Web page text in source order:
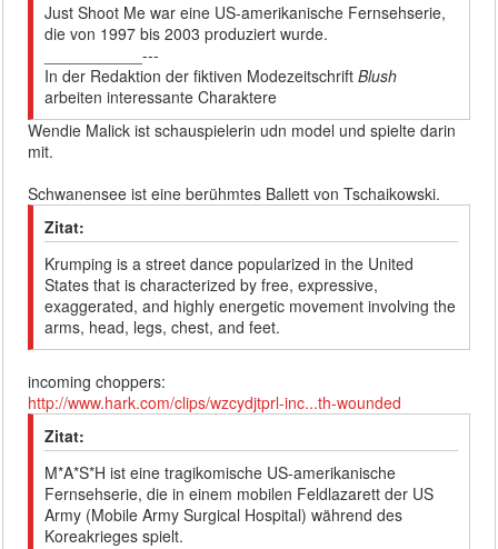
Just Shoot Me war eine US-amerikanische Fernsehserie,
die von 1997 bis 2003 produziert wurde.
___________---
In der Redaktion der fiktiven ModezeitschriftBlush
arbeiten interessante Charaktere
Wendie Malick ist schauspielerin udn model und spielte darin
mit.
Schwanensee ist eine berühmtes Ballett von Tschaikowski.
Zitat:
Krumping is a street dance popularized in the United
States that is characterized by free, expressive,
exaggerated, and highly energetic movement involving the
arms, head, legs, chest, and feet.
incoming choppers:
http://www.hark.com/clips/wzcydjtprl-inc...th-wounded
Zitat:
M*A*S*H ist eine tragikomische US-amerikanische
Fernsehserie, die in einem mobilen Feldlazarett der US
Army (Mobile Army Surgical Hospital) während des
Koreakrieges spielt.